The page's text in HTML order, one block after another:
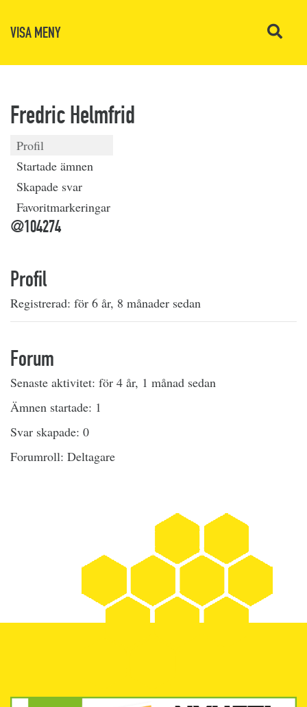
VISA MENY
Fredric Helmfrid
Profil
Startade ämnen
Skapade svar
Favoritmarkeringar
@104274
Profil
Registrerad: för 6 år, 8 månader sedan
Forum
Senaste aktivitet: för 4 år, 1 månad sedan
Ämnen startade: 1
Svar skapade: 0
Forumroll: Deltagare